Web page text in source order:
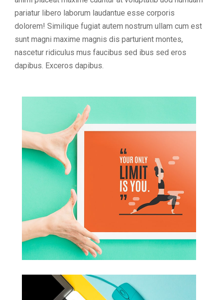
pariatur libero laborum laudantue esse corporis
dolorem! Similique fugiat autem nostrum ullam cum est
sunt magni maxime magnis dis parturient montes,
nascetur ridiculus mus faucibus sed ibus sed eros
dapibus. Exceros dapibus.